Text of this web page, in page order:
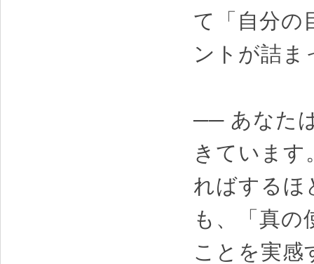
て「自分の
ントが詰ま
── あなた
きています
ればするほ
も、「真の
ことを実